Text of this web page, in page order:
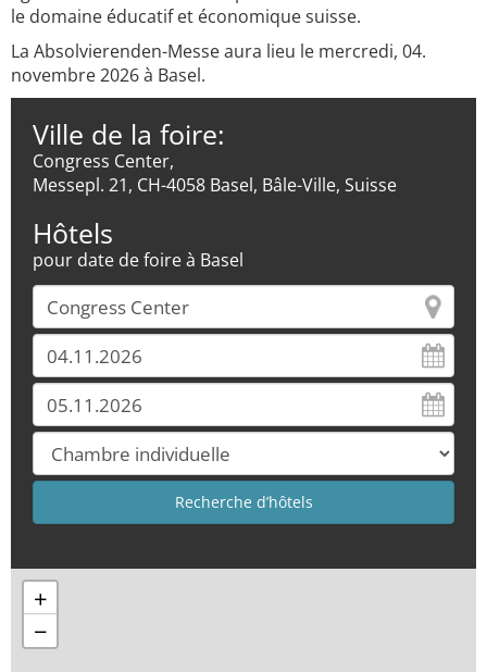
le domaine éducatif et économique suisse.
La Absolvierenden-Messe aura lieu le mercredi, 04.
novembre 2026 à Basel.
Ville de la foire:
Congress Center,
Messepl. 21, CH-4058 Basel, Bâle-Ville, Suisse
Hôtels
pour date de foire à Basel
+
−